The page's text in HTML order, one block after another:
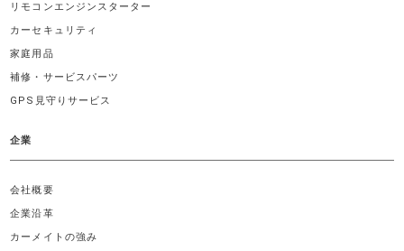
リモコンエンジンスターター
カーセキュリティ
家庭用品
補修・サービスパーツ
GPS見守りサービス
企業
会社概要
企業沿革
カーメイトの強み